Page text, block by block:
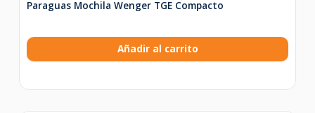
Paraguas Mochila Wenger TGE Compacto
Añadir al carrito